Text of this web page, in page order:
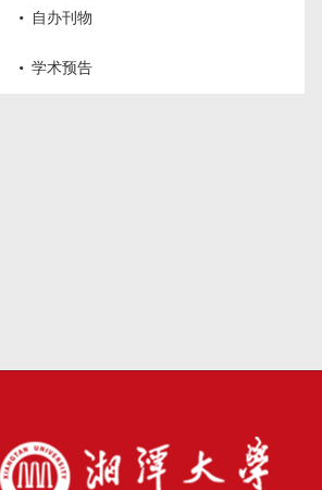
· 自办刊物
· 学术预告